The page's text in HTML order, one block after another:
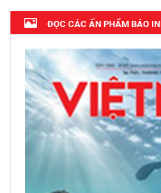
ĐỌC CÁC ẤN PHẨM BÁO IN